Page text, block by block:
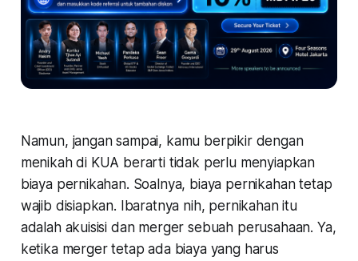
Namun, jangan sampai, kamu berpikir dengan
menikah di KUA berarti tidak perlu menyiapkan
biaya pernikahan. Soalnya, biaya pernikahan tetap
wajib disiapkan. Ibaratnya nih, pernikahan itu
adalah akuisisi dan merger sebuah perusahaan. Ya,
ketika merger tetap ada biaya yang harus